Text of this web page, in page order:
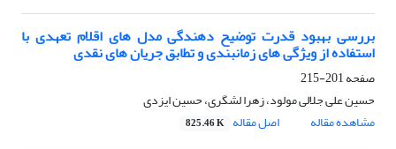
بررسی بهبود قدرت توضیح دهندگی مدل های اقلام تعهدی با
استفاده از ویژگی های زمانبندی و تطابق جریان های نقدی
صفحه201-215
حسین علی جلالی مولود، زهرا لشگری، حسین ایزدی
مشاهده مقاله
اصل مقاله 825.46 K